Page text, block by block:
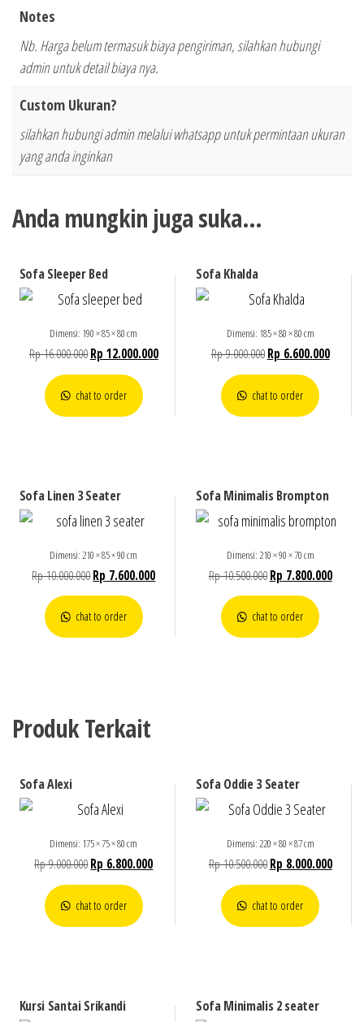
Notes
Nb. Harga belum termasuk biaya pengiriman, silahkan hubungi
admin untuk detail biaya nya.
Custom Ukuran?
silahkan hubungi admin melalui whatsapp untuk permintaan ukuran
yang anda inginkan
Anda mungkin juga suka…
Sofa Sleeper Bed
Dimensi: 190 × 85 × 80 cm
Rp16.000.000Rp 12.000.000
chat to order
Sofa Khalda
Dimensi: 185 × 80 × 80 cm
Rp9.000.000 Rp 6.600.000
chat to order
Sofa Linen 3 Seater
Dimensi: 210 × 85 × 90 cm
Rp10.000.000Rp 7.600.000
chat to order
Sofa Minimalis Brompton
Dimensi: 210 × 90 × 70 cm
Rp10.500.000 Rp 7.800.000
chat to order
Produk Terkait
Sofa Alexi
Dimensi: 175 × 75 × 80 cm
Rp9.000.000Rp 6.800.000
chat to order
Sofa Oddie 3 Seater
Dimensi: 220 × 80 × 87 cm
Rp10.500.000 Rp 8.000.000
chat to order
Kursi Santai Srikandi Sofa Minimalis 2 seater